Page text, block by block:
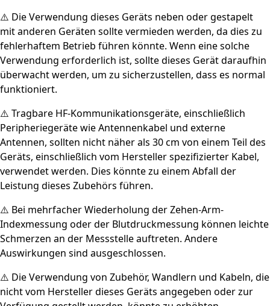
⚠️ Die Verwendung dieses Geräts neben oder gestapelt
mit anderen Geräten sollte vermieden werden, da dies zu
fehlerhaftem Betrieb führen könnte. Wenn eine solche
Verwendung erforderlich ist, sollte dieses Gerät daraufhin
überwacht werden, um zu sicherzustellen, dass es normal
funktioniert.
⚠️ Tragbare HF-Kommunikationsgeräte, einschließlich
Peripheriegeräte wie Antennenkabel und externe
Antennen, sollten nicht näher als 30 cm von einem Teil des
Geräts, einschließlich vom Hersteller spezifizierter Kabel,
verwendet werden. Dies könnte zu einem Abfall der
Leistung dieses Zubehörs führen.
⚠️ Bei mehrfacher Wiederholung der Zehen-Arm-
Indexmessung oder der Blutdruckmessung können leichte
Schmerzen an der Messstelle auftreten. Andere
Auswirkungen sind ausgeschlossen.
⚠️ Die Verwendung von Zubehör, Wandlern und Kabeln, die
nicht vom Hersteller dieses Geräts angegeben oder zur